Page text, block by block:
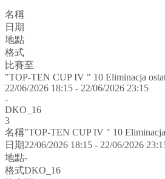
名稱
日期
地點
格式
比賽至
"TOP-TEN CUP IV " 10 Eliminacja
22/06/2026 18:15 - 22/06/2026 23:15
-
DKO_16
3
名稱"TOP-TEN CUP IV " 10
日期22/06/2026 18:15 - 22/06/2026
地點-
格式DKO_16